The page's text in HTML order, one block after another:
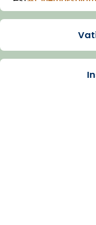
Imatge:
Arquebisbat